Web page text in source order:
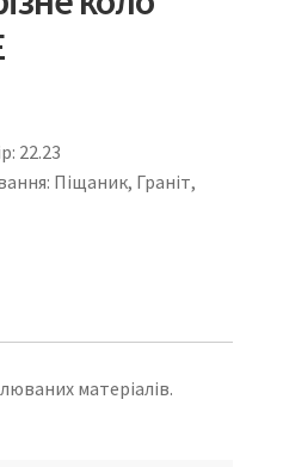
22.23
Піщаник, Граніт,
матеріалів.